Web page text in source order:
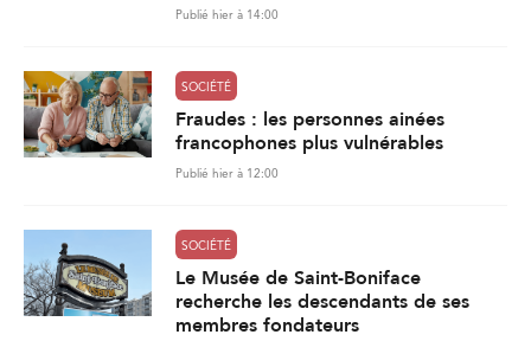
Publié hier à 14:00
SOCIÉTÉ
Fraudes : les personnes ainées
francophones plus vulnérables
Publié hier à 12:00
SOCIÉTÉ
Le Musée de Saint-Boniface
recherche les descendants de ses
membres fondateurs